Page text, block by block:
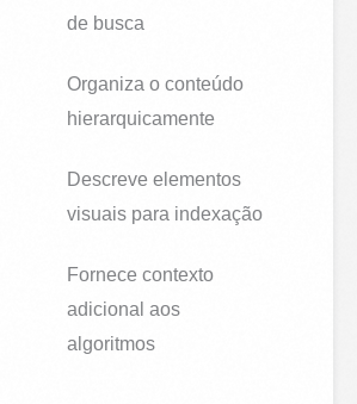
de busca
Organiza o conteúdo
hierarquicamente
Descreve elementos
visuais para indexação
Fornece contexto
adicional aos
algoritmos